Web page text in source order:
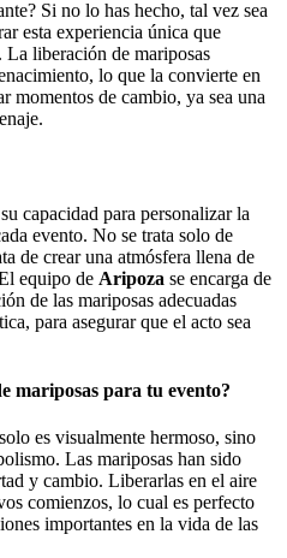
Si no lo has hecho, tal vez sea
esta experiencia única que
liberación de mariposas
lo que la convierte en
momentos de cambio, ya sea una
capacidad para personalizar la
evento. No se trata solo de
de crear una atmósfera llena de
equipo de Aripoza se encarga de
de las mariposas adecuadas
para asegurar que el acto sea
mariposas para tu evento?
es visualmente hermoso, sino
Las mariposas han sido
y cambio. Liberarlas en el aire
comienzos, lo cual es perfecto
importantes en la vida de las